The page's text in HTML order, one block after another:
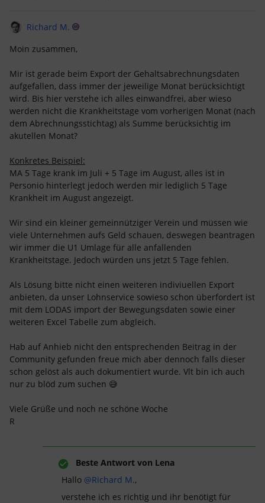
Richard M.
Moin zusammen,
Mir ist gerade beim Export der Gehaltsabrechnungsdaten
aufgefallen, dass immer der jeweilige Monat berücksichtigt
wird. Bis hier verstehe ich alles einwandfrei, aber wieso
werden nicht die Krankheitstage vom vorherigen Monat (nach
dem Abrechnungsstichtag) als Summe berücksichtig im
akutellen Monat?
Konkretes Beispiel:
MA 5 Tage krank im Juli + 5 Tage im August, alles ist in
Personio hinterlegt jedoch werden mir lediglich 5 Tage
Krankheit im August angezeigt.
Wir sind ein kleiner gemeinnütziger Verein und müssen wie
viele Unternehmen aufs Geld schauen, deswegen beantragen
wir immer die U1 Umlage für alle anfallenden
Krankheitstage. Jedoch würden uns jetzt 5 Tage fehlen.
Als Lösung bitte nicht einen weiteren indiviuellen Export
anbieten, da unser Lohnservice sowieso schon überfordert ist
mit dem LODAS import der Bewegungsdaten sowie einer
weiteren Excel Tabelle zum abgleich.
Hab auf Anhieb nicht den entsprechenden Beitrag in der
Community gefunden freue mich aber dennoch falls dieser
schon gelöst als auch dokumentiert wurde. Vlt bin ich auch
nur zu blöd zum suchen 😅
Viele Grüße und noch ne schöne Woche
R
Beste Antwort von Lena
Hallo @Richard M.,
verstehe ich es richtig und ihr benötigt für